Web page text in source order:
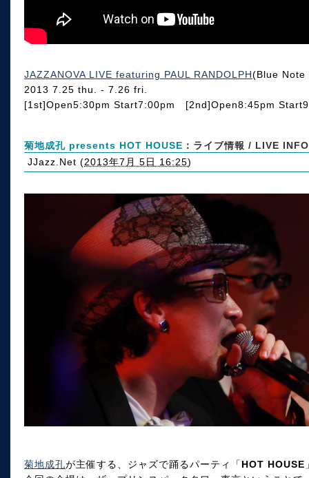
JAZZANOVA LIVE featuring PAUL RANDOLPH(Blue Note
2013 7.25 thu. - 7.26 fri.
[1st]Open5:30pm Start7:00pm [2nd]Open8:45pm
菊地成孔 presents HOT HOUSE ：ライブ情報 / LIVE INFO
JJazz.Net (2013年7月 5日 16:25)
菊地成孔が主催する、ジャズで踊るパーティ「HOT HOUSE